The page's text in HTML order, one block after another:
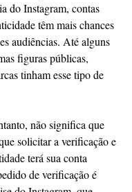
do Instagram, contas
têm mais chances
audiências. Até alguns
figuras públicas,
tinham esse tipo de
não significa que
solicitar a verificação e
terá sua conta
de verificação é